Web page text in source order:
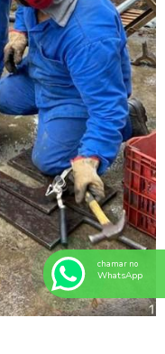
chamar no
WhatsApp